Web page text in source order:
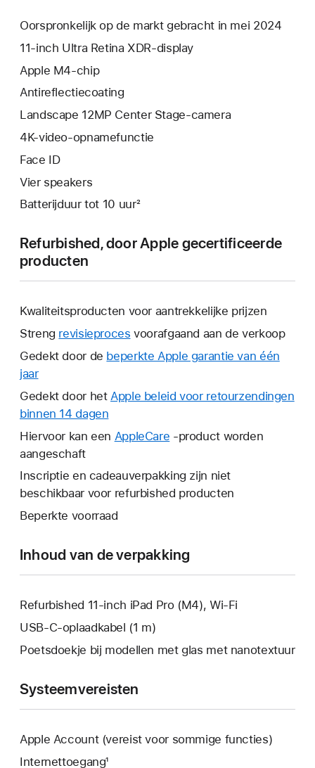
Oorspronkelijk op de markt gebracht in mei 2024
11‑inch Ultra Retina XDR-display
Apple M4‑chip
Anti­reflectie­­­coating
Landscape 12MP Center Stage-camera
4K-video-opnamefunctie
Face ID
Vier speakers
Batterijduur tot 10 uur²
Refurbished, door Apple gecertificeerde
producten
Kwaliteitsproducten voor aantrekkelijke prijzen
Streng revisieproces voorafgaand aan de verkoop
Gedekt door de beperkte Apple garantie van één
jaarHierdoor
wordt
er
nieuw
venster
geopend.
Gedekt door het Apple beleid voor retourzendingen
binnen 14 dagen
wordt
nieuw
venster
geopend.
Hiervoor kan een AppleCare Hierdoor
er
een
-product worden
aangeschaft
Inscriptie en cadeauverpakking zijn niet
beschikbaar voor refurbished producten
Beperkte voorraad
Inhoud van de verpakking
Refurbished 11‑inch iPad Pro (M4), Wi-Fi
USB‑C-oplaadkabel (1 m)
Poetsdoekje bij modellen met glas met nanotextuur
Systeemvereisten
Apple Account (vereist voor sommige functies)
Internettoegang¹